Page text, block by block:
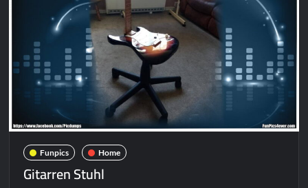
Funpics Home
Gitarren Stuhl